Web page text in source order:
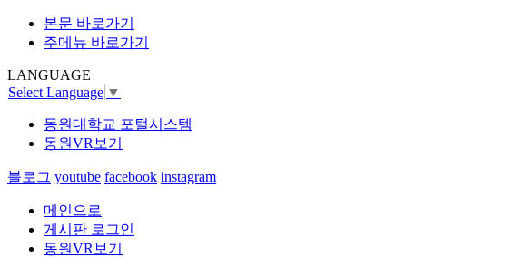
본문 바로가기
주메뉴 바로가기
LANGUAGE
Select Language ▼
동원대학교 포털시스템
동원VR보기
블로그 youtube facebook instagram
메인으로
게시판 로그인
동원VR보기